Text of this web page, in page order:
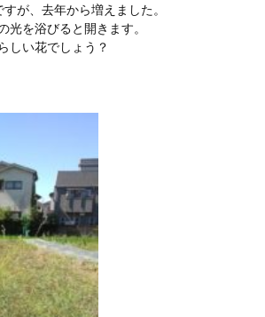
が、去年から増えました。
光を浴びると開きます。
しい花でしょう？